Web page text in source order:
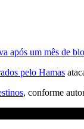
após um mês de
pelo Hamas
, conforme